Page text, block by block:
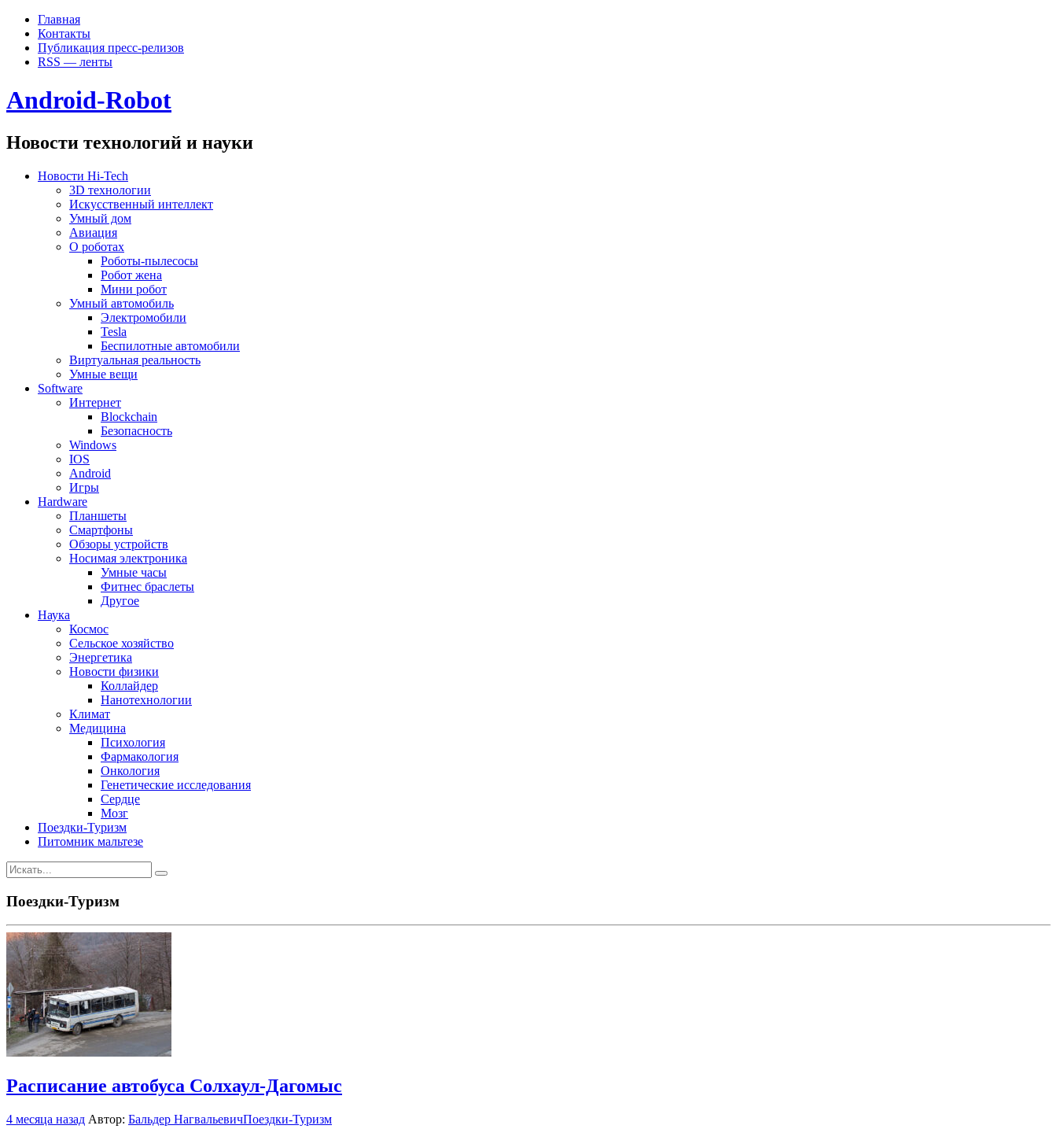
Главная
Контакты
Публикация пресс-релизов
RSS — ленты
Android-Robot
Новости технологий и науки
Новости Hi-Tech
3D технологии
Искусственный интеллект
Умный дом
Авиация
О роботах
Роботы-пылесосы
Робот жена
Мини робот
Умный автомобиль
Электромобили
Tesla
Беспилотные автомобили
Виртуальная реальность
Умные вещи
Software
Интернет
Blockchain
Безопасность
Windows
IOS
Android
Игры
Hardware
Планшеты
Смартфоны
Обзоры устройств
Носимая электроника
Умные часы
Фитнес браслеты
Другое
Наука
Космос
Сельское хозяйство
Энергетика
Новости физики
Коллайдер
Нанотехнологии
Климат
Медицина
Психология
Фармакология
Онкология
Генетические исследования
Сердце
Мозг
Поездки-Туризм
Питомник мальтезе
Поездки-Туризм
Расписание автобуса Солхаул-Дагомыс
4 месяца назад Автор: Бальдер НагвальевичПоездки-Туризм